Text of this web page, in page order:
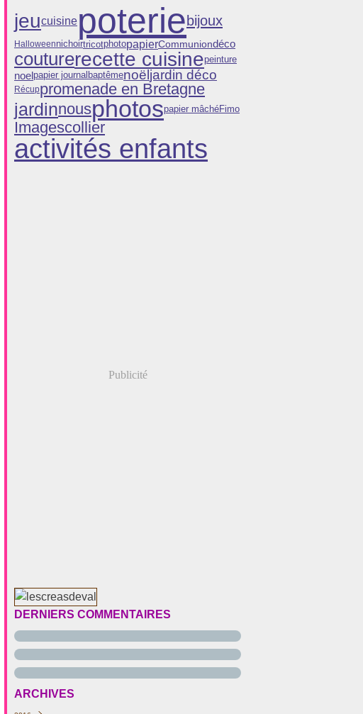
jeucuisinepoterie bijoux
HalloweennichoirtricotphotopapierCommuniondéco
couturerecette cuisinepeinture
noelpapier journal baptêmenoël jardin déco
Récuppromenade en Bretagne
jardinnousphotospapier mâchéFimo
Imagescollier
activités enfants
Publicité
DERNIERS COMMENTAIRES
ARCHIVES